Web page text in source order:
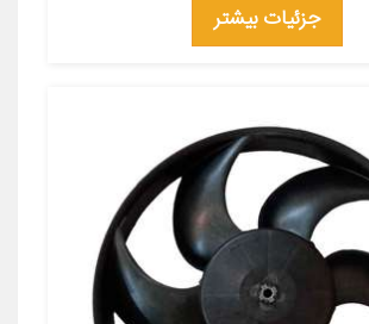
جزئیات بیشتر